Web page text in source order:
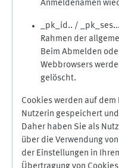
Anmeldenamen
_pk_id.. /
Rahmen der
Beim Abmelden
Webbrowsers
gelöscht.
Cookies werden auf
Nutzerin gespeichert
Daher haben Sie als
über die Verwendung
der Einstellungen in